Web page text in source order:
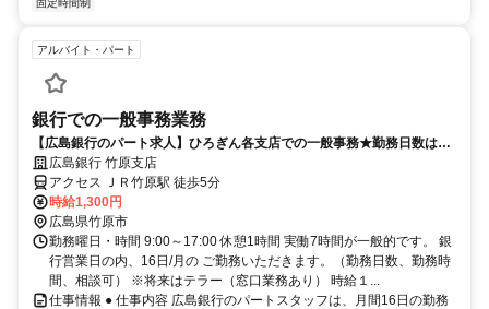
固定時間制
アルバイト・パート
銀行での一般事務業務
【広島銀行のパート求人】ひろぎん各支店での一般事務★勤務日数は月
間16日
広島銀行 竹原支店
アクセス ＪＲ竹原駅 徒歩5分
時給1,300円
広島県竹原市
勤務曜日・時間 9:00～17:00 休憩1時間 実働7時間が一般的です。 銀
行営業日の内、16日/月の ご勤務いただきます。（勤務日数、勤務時
間、相談可） ※将来はテラー（窓口業務あり） 時給１...
仕事情報 ● 仕事内容 広島銀行のパートスタッフは、月間16日の勤務